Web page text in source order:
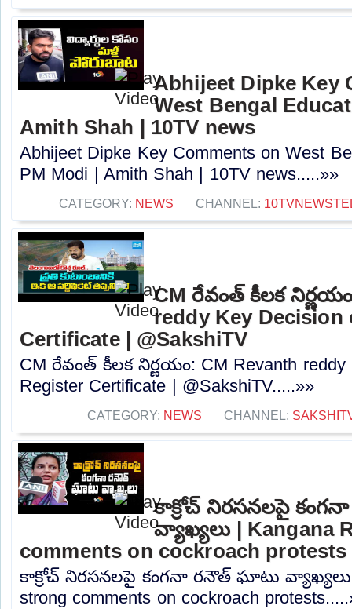
Abhijeet Dipke Key
West Bengal
Amith Shah | 10TV news
Abhijeet Dipke Key Comments on West
PM Modi | Amith Shah | 10TV news.....»»
CATEGORY: NEWS CHANNEL:
CM రేవంత్ కీలక
reddy Key Decision
Certificate | @SakshiTV
CM రేవంత్ కీలక నిర్ణయం: CM Revanth reddy
Register Certificate | @SakshiTV.....»»
CATEGORY: NEWS CHANNEL:
కాక్రోచ్ నిరసనలపై
వ్యాఖ్యలు | Kangana
comments on cockroach protests
కాక్రోచ్ నిరసనలపై కంగనా రనౌత్ ఘాటు వ్యాఖ్యలు |
strong comments on cockroach